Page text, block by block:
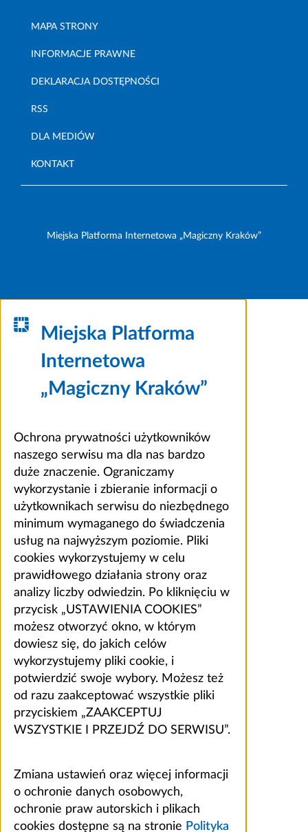
MAPA STRONY
INFORMACJE PRAWNE
DEKLARACJA DOSTĘPNOŚCI
RSS
DLA MEDIÓW
KONTAKT
Miejska Platforma Internetowa „Magiczny Kraków”
Miejska Platforma
Internetowa
„Magiczny Kraków”
Ochrona prywatności użytkowników
naszego serwisu ma dla nas bardzo
duże znaczenie. Ograniczamy
wykorzystanie i zbieranie informacji o
użytkownikach serwisu do niezbędnego
minimum wymaganego do świadczenia
usług na najwyższym poziomie. Pliki
cookies wykorzystujemy w celu
prawidłowego działania strony oraz
analizy liczby odwiedzin. Po kliknięciu w
przycisk „USTAWIENIA COOKIES”
możesz otworzyć okno, w którym
dowiesz się, do jakich celów
wykorzystujemy pliki cookie, i
potwierdzić swoje wybory. Możesz też
od razu zaakceptować wszystkie pliki
przyciskiem „ZAAKCEPTUJ
WSZYSTKIE I PRZEJDŹ DO SERWISU”.
Zmiana ustawień oraz więcej informacji
o ochronie danych osobowych,
ochronie praw autorskich i plikach
cookies dostępne są na stronie Polityka